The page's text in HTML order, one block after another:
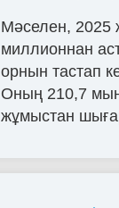
Мәселен, 2025
миллионнан
орнын тастап
Оның 210,7
жұмыстан